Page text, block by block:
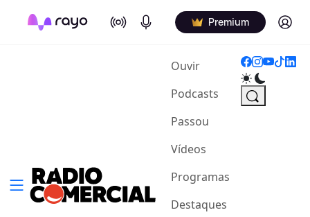
On Air Podcasts Premium Log in
Ouvir(current)
Podcasts
Passou
Vídeos
Programas
Destaques